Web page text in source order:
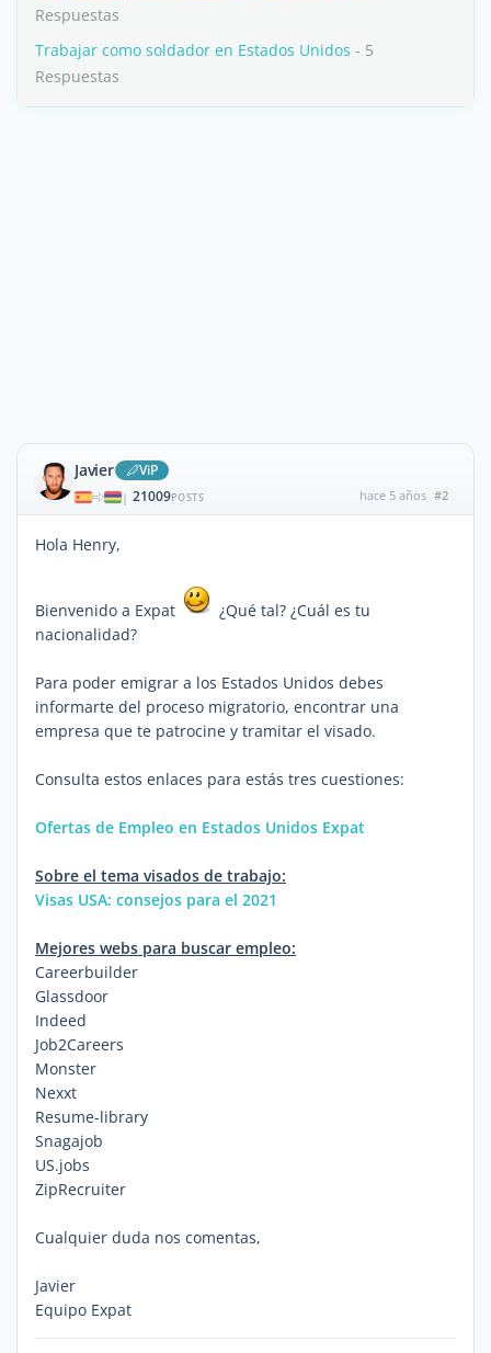
Respuestas
Trabajar como soldador en Estados Unidos - 5
Respuestas
Javier ViP
| 21009POSTS hace 5 años #2
Hola Henry,
Bienvenido a Expat
¿Qué tal? ¿Cuál es tu
nacionalidad?
Para poder emigrar a los Estados Unidos debes
informarte del proceso migratorio, encontrar una
empresa que te patrocine y tramitar el visado.
Consulta estos enlaces para estás tres cuestiones:
Ofertas de Empleo en Estados Unidos Expat
Sobre el tema visados de trabajo:
Visas USA: consejos para el 2021
Mejores webs para buscar empleo:
Careerbuilder
Glassdoor
Indeed
Job2Careers
Monster
Nexxt
Resume-library
Snagajob
US.jobs
ZipRecruiter
Cualquier duda nos comentas,
Javier
Equipo Expat